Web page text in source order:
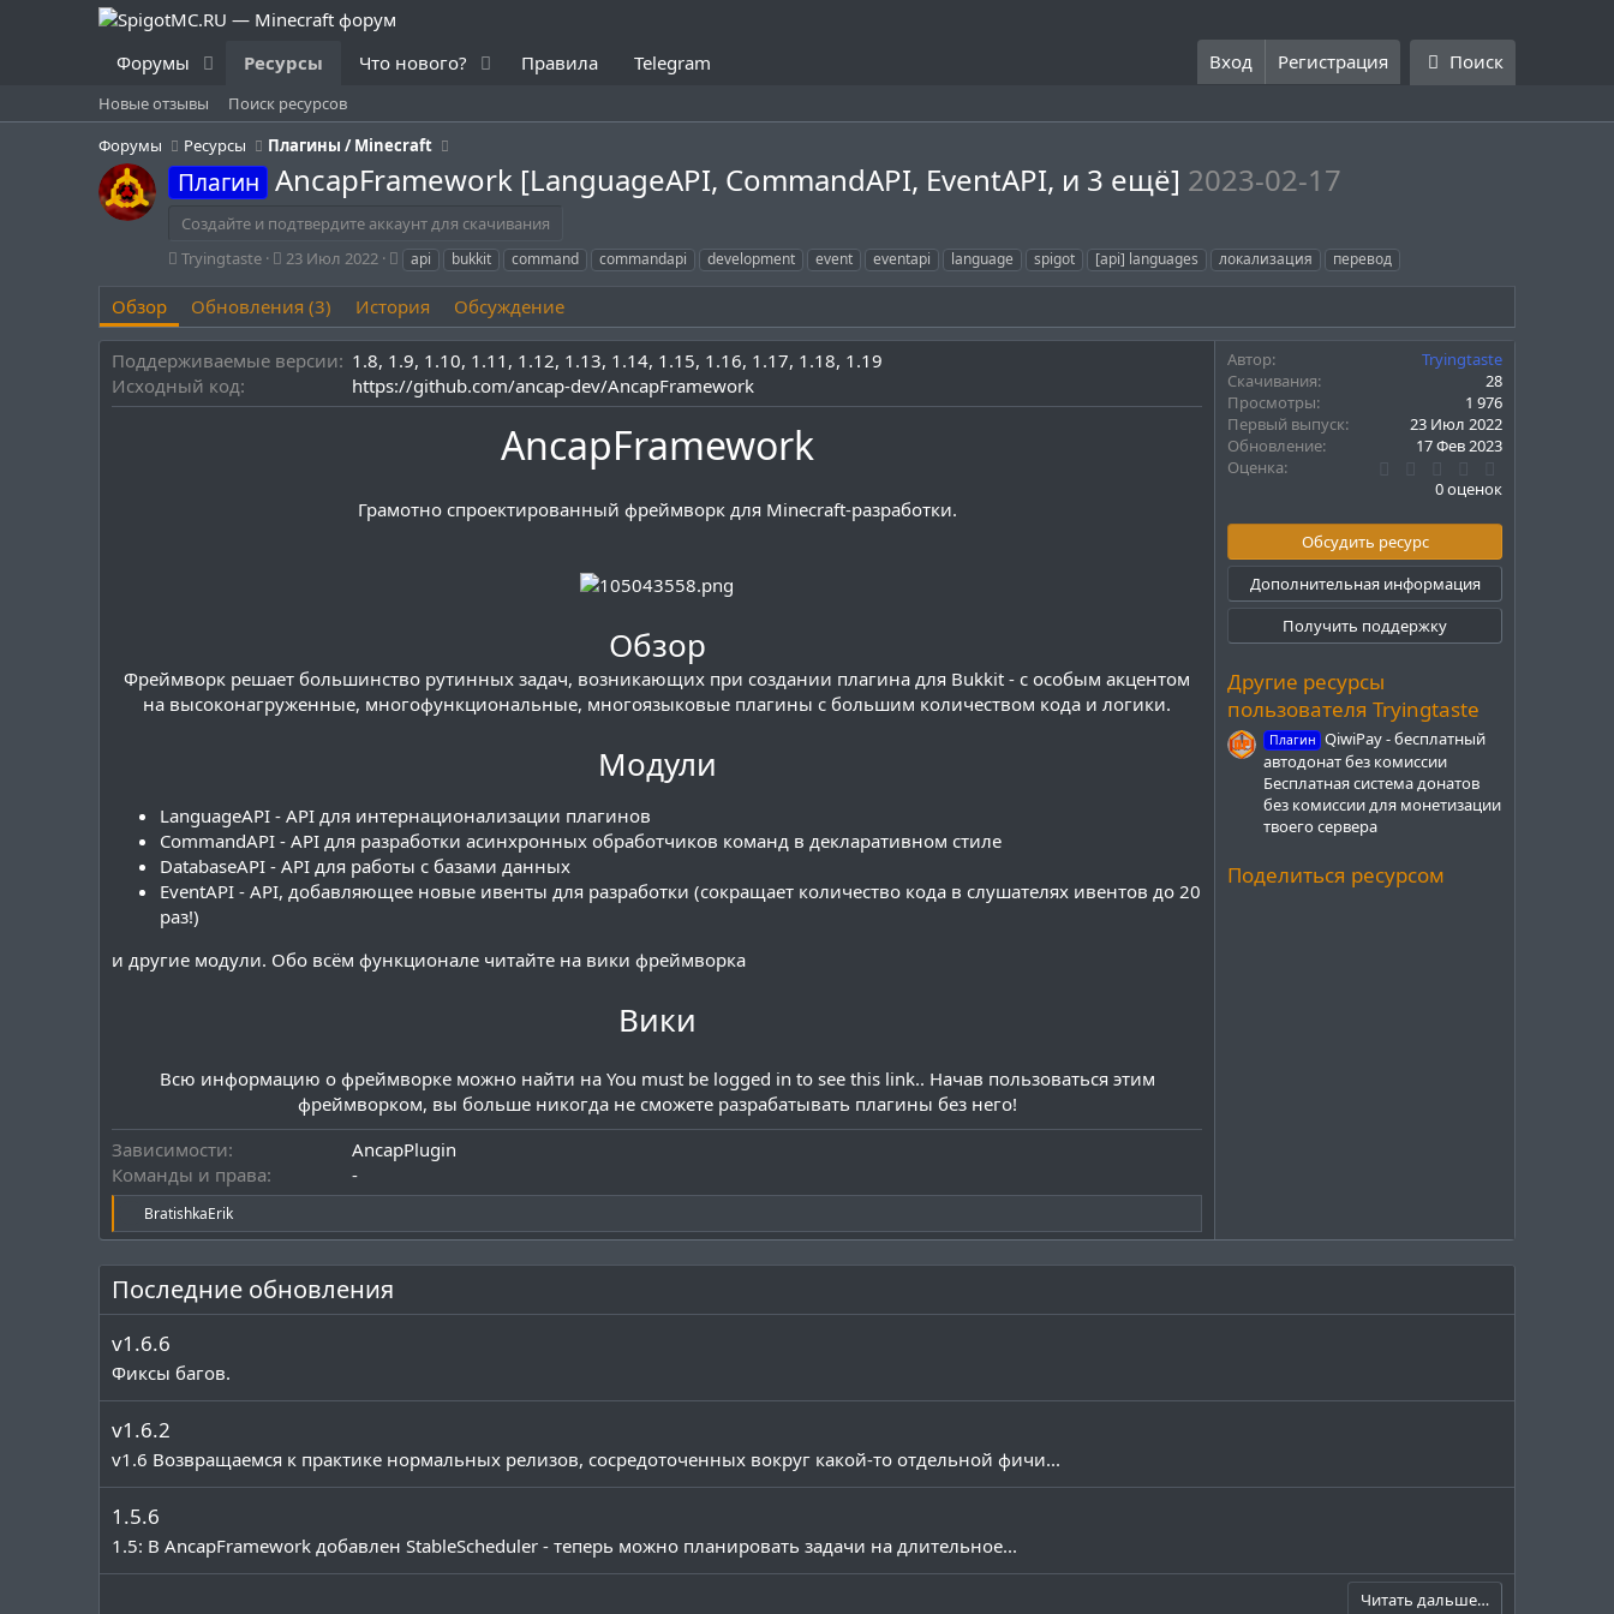
Форумы Ресурсы Что нового? Правила Telegram Вход Регистрация Поиск
Новые отзывы
Поиск ресурсов
Форумы
Ресурсы Плагины / Minecraft
Плагин AncapFramework [LanguageAPI, CommandAPI, EventAPI, и 3 ещё] 2023-02-17
Создайте и подтвердите аккаунт для скачивания
А
о
р
Tryingtaste
Д
т
а
с
о
д
23 Июл 2022
Т
г
и
api bukkit command commandapi development event eventapi language spigot [api] languages локализация перевод
Обзор Обновления (3) История Обсуждение
Поддерживаемые версии 1.8 1.9 1.10 1.11 1.12 1.13 1.14 1.15 1.16 1.17 1.18 1.19
Исходный код
https://github.com/ancap-dev/AncapFramework
AncapFramework
Грамотно спроектированный фреймворк для Minecraft-разработки.
Обзор
Фреймворк решает большинство рутинных задач, возникающих при создании плагина для Bukkit - с особым акцентом
на высоконагруженные, многофункциональные, многоязыковые плагины с большим количеством кода и логики.
Модули
LanguageAPI - API для интернационализации плагинов
CommandAPI - API для разработки асинхронных обработчиков команд в декларативном стиле
DatabaseAPI - API для работы с базами данных
EventAPI - API, добавляющее новые ивенты для разработки (сокращает количество кода в слушателях ивентов до 20
раз!)
и другие модули. Обо всём функционале читайте на вики фреймворка
Вики
Всю информацию о фреймворке можно найти на You must be logged in to see this link.. Начав пользоваться этим
фреймворком, вы больше никогда не сможете разрабатывать плагины без него!​
Зависимости
AncapPlugin
Команды и права
-
Р
е
к
ц
:
BratishkaErik
Автор
Tryingtaste
Скачивания
28
Просмотры
1 976
Первый выпуск
23 Июл 2022
Обновление
17 Фев 2023
Оценка
0
0
в
ё
з
д
0 оценок
Обсудить ресурс
Дополнительная информация
Получить поддержку
Другие ресурсы
пользователя Tryingtaste
Плагин QiwiPay - бесплатный
автодонат без комиссии
Бесплатная система донатов
без комиссии для монетизации
твоего сервера
Поделиться ресурсом
Последние обновления
v1.6.6
Фиксы багов.
v1.6.2
v1.6 Возвращаемся к практике нормальных релизов, сосредоточенных вокруг какой-то отдельной фичи...
1.5.6
1.5: В AncapFramework добавлен StableScheduler - теперь можно планировать задачи на длительное...
Читать дальше…